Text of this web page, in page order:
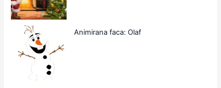
Animirana faca: Olaf